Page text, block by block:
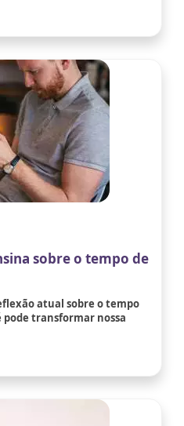
sobre o tempo de
atual sobre o tempo
transformar nossa